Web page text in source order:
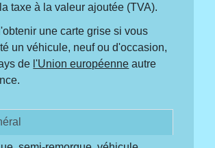
taxe à la valeur ajoutée (TVA).
une carte grise si vous
un véhicule, neuf ou d'occasion,
de l'Union européenne autre